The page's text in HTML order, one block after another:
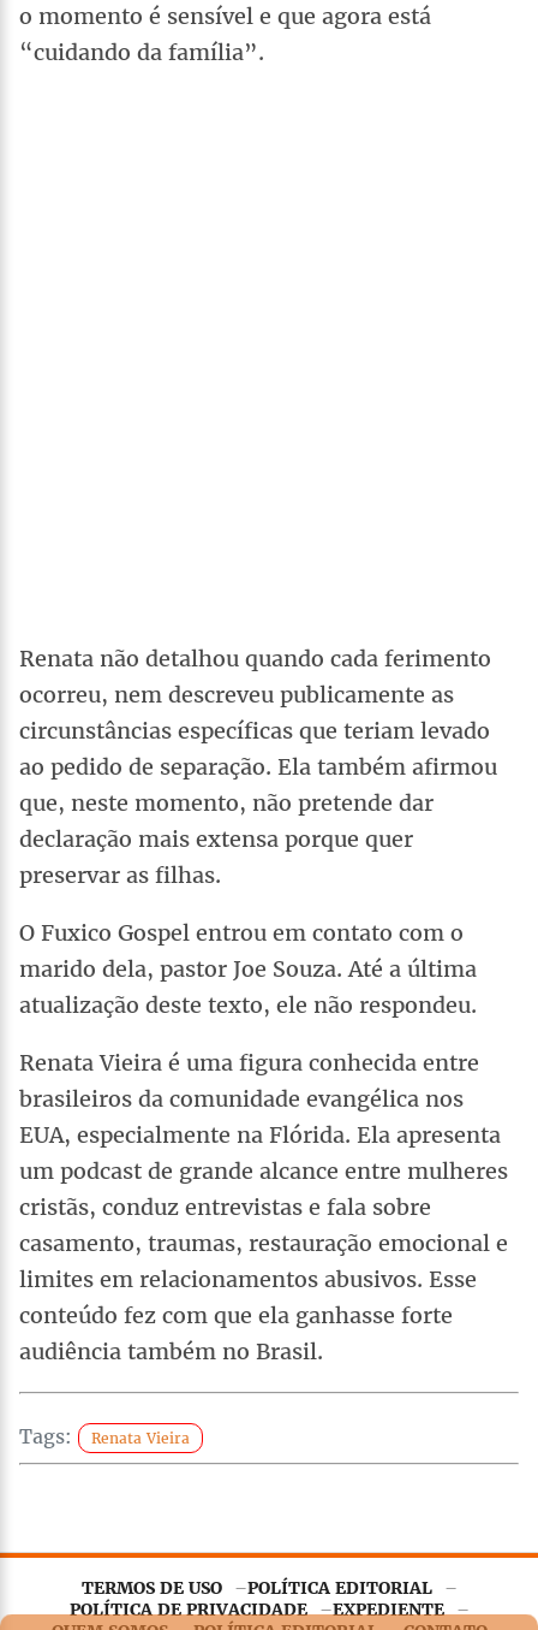
o momento é sensível e que agora está
“cuidando da família”.
Renata não detalhou quando cada ferimento
ocorreu, nem descreveu publicamente as
circunstâncias específicas que teriam levado
ao pedido de separação. Ela também afirmou
que, neste momento, não pretende dar
declaração mais extensa porque quer
preservar as filhas.
O Fuxico Gospel entrou em contato com o
marido dela, pastor Joe Souza. Até a última
atualização deste texto, ele não respondeu.
Renata Vieira é uma figura conhecida entre
brasileiros da comunidade evangélica nos
EUA, especialmente na Flórida. Ela apresenta
um podcast de grande alcance entre mulheres
cristãs, conduz entrevistas e fala sobre
casamento, traumas, restauração emocional e
limites em relacionamentos abusivos. Esse
conteúdo fez com que ela ganhasse forte
audiência também no Brasil.
Tags: Renata Vieira
TERMOS DE USO
POLÍTICA EDITORIAL
POLÍTICA DE PRIVACIDADE
EXPEDIENTE
Este site utilizacookies essenciaispara garantir o
funcionamento adequado. Ao continuar navegando, você